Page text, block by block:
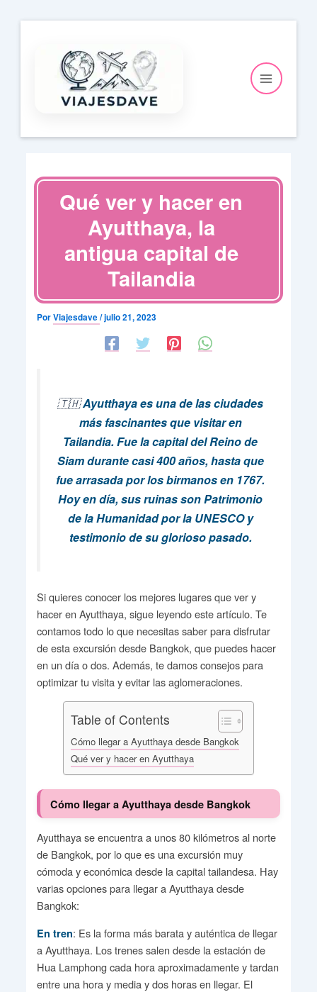
contenido
Qué ver y hacer en
Ayutthaya, la
antigua capital de
Tailandia
PorViajesdave/julio 21, 2023
🇹🇭Ayutthaya es una de las ciudades
más fascinantes que visitar en
Tailandia. Fue la capital del Reino de
Siam durante casi 400 años, hasta que
fue arrasada por los birmanos en 1767.
Hoy en día, sus ruinas son Patrimonio
de la Humanidad por la UNESCO y
testimonio de su glorioso pasado.
Si quieres conocer los mejores lugares que ver y
hacer en Ayutthaya, sigue leyendo este artículo. Te
contamos todo lo que necesitas saber para disfrutar
de esta excursión desde Bangkok, que puedes hacer
en un día o dos. Además, te damos consejos para
optimizar tu visita y evitar las aglomeraciones.
Table of Contents
Cómo llegar a Ayutthaya desde Bangkok
Qué ver y hacer en Ayutthaya
Cómo llegar a Ayutthaya desde Bangkok
Ayutthaya se encuentra a unos 80 kilómetros al norte
de Bangkok, por lo que es una excursión muy
cómoda y económica desde la capital tailandesa. Hay
varias opciones para llegar a Ayutthaya desde
Bangkok:
En tren: Es la forma más barata y auténtica de llegar
a Ayutthaya. Los trenes salen desde la estación de
Hua Lamphong cada hora aproximadamente y tardan
entre una hora y media y dos horas en llegar. El